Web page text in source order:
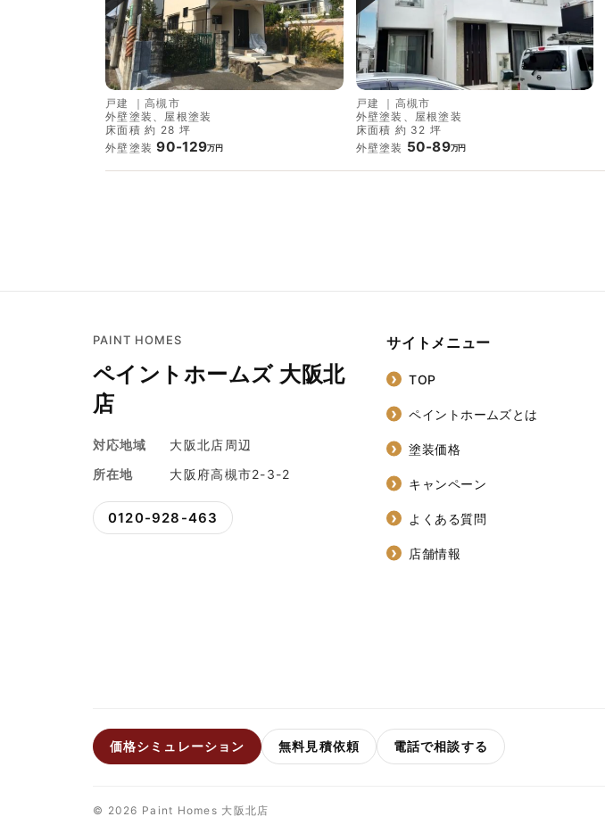
戸建 ｜高槻市
外壁塗装、屋根塗装
床面積 約 28 坪
外壁塗装 90-129万円
戸建 ｜ 高槻市
外壁塗装、屋根塗装
床面積 約 32 坪
外壁塗装 50-89万円
PAINT HOMES
ペイントホームズ 大阪北
店
対応地域
大阪北店周辺
所在地
大阪府高槻市2-3-2
0120-928-463
サイトメニュー
TOP
ペイントホームズとは
塗装価格
キャンペーン
よくある質問
店舗情報
価格シミュレーション 無料見積依頼 電話で相談する
© 2026 Paint Homes 大阪北店